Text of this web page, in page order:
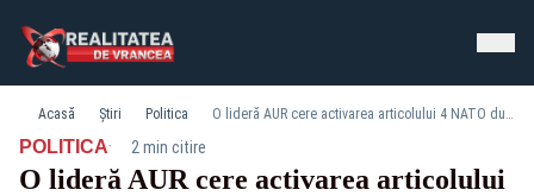
Acasă Știri Politica O lideră AUR cere activarea articolului 4 NATO după incidentul de la Galați: „Toată lumea este de acord”
POLITICA· 2 min citire
O lideră AUR cere activarea articolului